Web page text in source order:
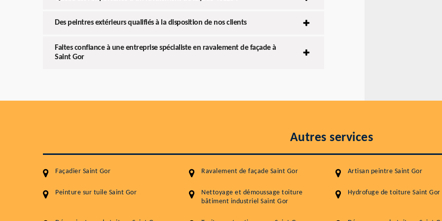
Des peintres extérieurs qualifiés à la disposition de nos clients
Faites confiance à une entreprise spécialiste en ravalement de façade à
Saint Gor
Autres services
Façadier Saint Gor Ravalement de façade Saint Gor Artisan peintre Saint Gor
Peinture sur tuile Saint Gor
Nettoyage et démoussage toiture
bâtiment industriel Saint Gor
Hydrofuge de toiture Saint Gor